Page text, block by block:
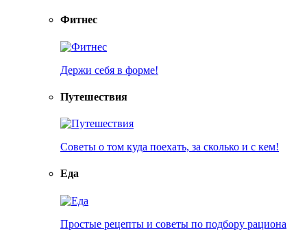
Фитнес
Держи себя в форме!
Путешествия
Советы о том куда поехать, за сколько и с кем!
Еда
Простые рецепты и советы по подбору рациона